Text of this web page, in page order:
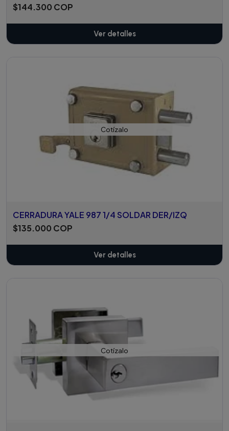
$144.300 COP
Ver detalles
Cotízalo
CERRADURA YALE 987 1/4 SOLDAR DER/IZQ
$135.000 COP
Ver detalles
Cotízalo